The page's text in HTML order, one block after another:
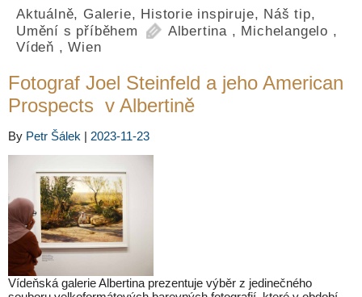
Aktuálně, Galerie, Historie inspiruje, Náš tip,
Umění s příběhem
Albertina , Michelangelo ,
Vídeň ,Wien
Fotograf Joel Steinfeld a jeho American
Prospects v Albertině
By Petr Šálek | 2023-11-23
Vídeňská galerie Albertina prezentuje výběr z jedinečného